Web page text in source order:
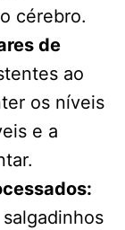
cérebro.
de
ao
os níveis
​​e a